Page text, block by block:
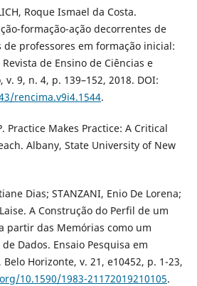
Roque Ismael da Costa.
formação-ação decorrentes de
de professores em formação inicial:
de Ensino de Ciências e
v. 9, n. 4, p. 139–152, 2018. DOI:
rencima.v9i4.1544.
Practice Makes Practice: A Critical
Albany, State University of New
Dias; STANZANI, Enio De Lorena;
A Construção do Perfil de um
partir das Memórias como um
Dados. Ensaio Pesquisa em
Belo Horizonte, v. 21, e10452, p. 1-23,
10.1590/1983-21172019210105.